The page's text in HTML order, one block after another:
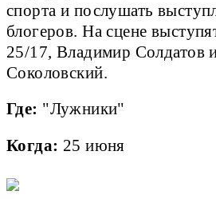
спорта и послушать
блогеров. На сцене
25/17, Владимир Солдатов
Соколовский.
Где: "Лужники"
Когда: 25 июня